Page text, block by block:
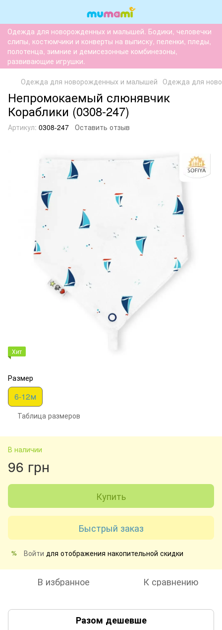
Одежда для новорожденных и малышей. Бодики, человечки
слипы, костюмчики и конверты на выписку, пеленки, пледы,
полотенца, зимние и демисезонные комбинезоны,
развивающие игрушки.
Одежда для новорожденных и малышей Одежда для
Непромокаемый слюнявчик
Кораблики (0308-247)
Артикул: 0308-247 Оставить отзыв
Хит
Размер
6-12м
Таблица размеров
В наличии
96 грн
Купить
Быстрый заказ
% Войти для отображения накопительной скидки
В избранное К сравнению
Разом дешевше